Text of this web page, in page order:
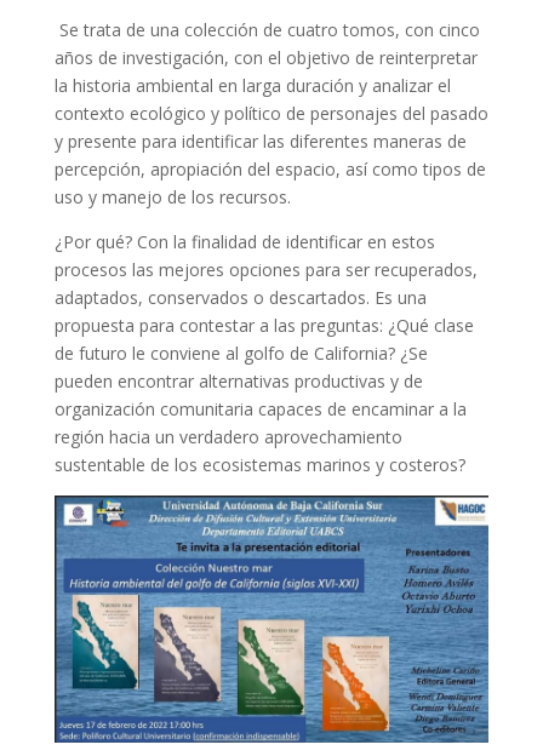
Se trata de una colección de cuatro tomos, con cinco
años de investigación, con el objetivo de reinterpretar
la historia ambiental en larga duración y analizar el
contexto ecológico y político de personajes del pasado
y presente para identificar las diferentes maneras de
percepción, apropiación del espacio, así como tipos de
uso y manejo de los recursos.
¿Por qué? Con la finalidad de identificar en estos
procesos las mejores opciones para ser recuperados,
adaptados, conservados o descartados. Es una
propuesta para contestar a las preguntas: ¿Qué clase
de futuro le conviene al golfo de California? ¿Se
pueden encontrar alternativas productivas y de
organización comunitaria capaces de encaminar a la
región hacia un verdadero aprovechamiento
sustentable de los ecosistemas marinos y costeros?